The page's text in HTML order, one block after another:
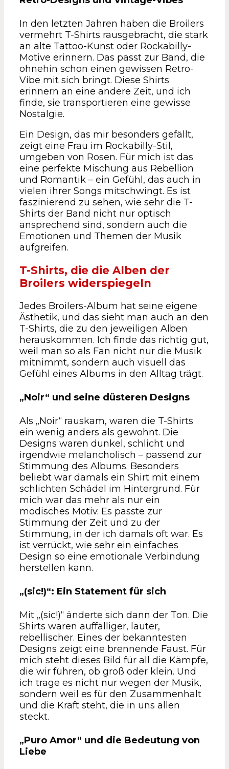
In den letzten Jahren haben die Broilers
vermehrt T-Shirts rausgebracht, die stark
an alte Tattoo-Kunst oder Rockabilly-
Motive erinnern. Das passt zur Band, die
ohnehin schon einen gewissen Retro-
Vibe mit sich bringt. Diese Shirts
erinnern an eine andere Zeit, und ich
finde, sie transportieren eine gewisse
Nostalgie.
Ein Design, das mir besonders gefällt,
zeigt eine Frau im Rockabilly-Stil,
umgeben von Rosen. Für mich ist das
eine perfekte Mischung aus Rebellion
und Romantik – ein Gefühl, das auch in
vielen ihrer Songs mitschwingt. Es ist
faszinierend zu sehen, wie sehr die T-
Shirts der Band nicht nur optisch
ansprechend sind, sondern auch die
Emotionen und Themen der Musik
aufgreifen.
T-Shirts, die die Alben der
Broilers widerspiegeln
Jedes Broilers-Album hat seine eigene
Ästhetik, und das sieht man auch an den
T-Shirts, die zu den jeweiligen Alben
herauskommen. Ich finde das richtig gut,
weil man so als Fan nicht nur die Musik
mitnimmt, sondern auch visuell das
Gefühl eines Albums in den Alltag trägt.
„Noir“ und seine düsteren Designs
Als „Noir“ rauskam, waren die T-Shirts
ein wenig anders als gewohnt. Die
Designs waren dunkel, schlicht und
irgendwie melancholisch – passend zur
Stimmung des Albums. Besonders
beliebt war damals ein Shirt mit einem
schlichten Schädel im Hintergrund. Für
mich war das mehr als nur ein
modisches Motiv. Es passte zur
Stimmung der Zeit und zu der
Stimmung, in der ich damals oft war. Es
ist verrückt, wie sehr ein einfaches
Design so eine emotionale Verbindung
herstellen kann.
„(sic!)“: Ein Statement für sich
Mit „(sic!)“ änderte sich dann der Ton. Die
Shirts waren auffälliger, lauter,
rebellischer. Eines der bekanntesten
Designs zeigt eine brennende Faust. Für
mich steht dieses Bild für all die Kämpfe,
die wir führen, ob groß oder klein. Und
ich trage es nicht nur wegen der Musik,
sondern weil es für den Zusammenhalt
und die Kraft steht, die in uns allen
steckt.
„Puro Amor“ und die Bedeutung von
Liebe